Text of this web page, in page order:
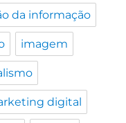
da informação
imagem
digital